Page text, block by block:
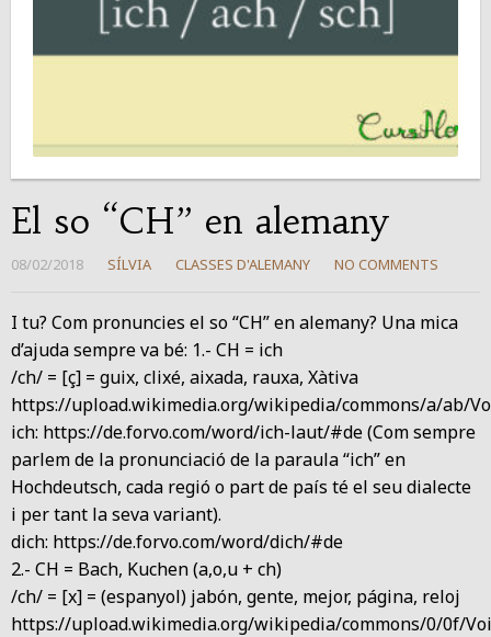
El so “CH” en alemany
08/02/2018 SÍLVIA CLASSES D'ALEMANY NO COMMENTS
I tu? Com pronuncies el so “CH” en alemany? Una mica
d’ajuda sempre va bé: 1.- CH = ich
/ch/ = [ç] = guix, clixé, aixada, rauxa, Xàtiva
https://upload.wikimedia.org/wikipedia/commons/a/ab/
ich: https://de.forvo.com/word/ich-laut/#de (Com sempre
parlem de la pronunciació de la paraula “ich” en
Hochdeutsch, cada regió o part de país té el seu dialecte
i per tant la seva variant).
dich: https://de.forvo.com/word/dich/#de
2.- CH = Bach, Kuchen (a,o,u + ch)
/ch/ = [x] = (espanyol) jabón, gente, mejor, página, reloj
https://upload.wikimedia.org/wikipedia/commons/0/0f/